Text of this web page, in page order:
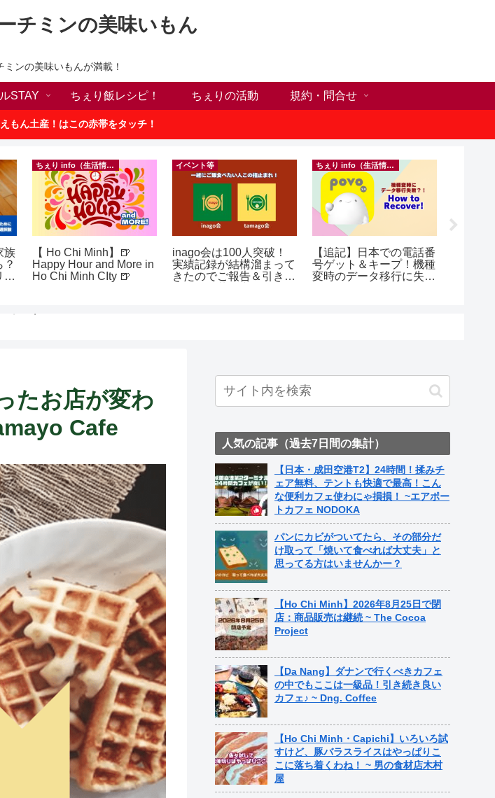
チミンの美味いもん
ンの美味いもんが満載！
STAY ちぇり飯レシピ！ ちぇりの活動 規約・問合せ
もん土産！はこの赤帯をタッチ！
族
ン
ちぇり info（生活情報）
【 Ho Chi Minh】🍺
Happy Hour and More in
Ho Chi Minh CIty 🍺
イベント等
inago会は100人突破！
実績記録が結構溜まって
きたのでご報告＆引き続
ちぇり info（生活情報）
【追記】日本での電話番
号ゲット＆キープ！機種
変時のデータ移行に失敗
たお店が変わ
Cafe
人気の記事（過去7日間の集計）
【日本・成田空港T2】24時間！揉みチ
ェア無料、テントも快適で最高！こん
な便利カフェ使わにゃ損損！ ~エアポー
トカフェ NODOKA
パンにカビがついてたら、その部分だ
け取って「焼いて食べれば大丈夫」と
思ってる方はいませんかー？
【Ho Chi Minh】2026年8月25日で閉
店：商品販売は継続 ~ The Cocoa
Project
【Da Nang】ダナンで行くべきカフェ
の中でもここは一級品！引き続き良い
カフェ♪ ~ Dng. Coffee
【Ho Chi Minh・Capichi】いろいろ試
すけど、豚バラスライスはやっぱりこ
こに落ち着くわね！ ~ 男の食材店木村
屋